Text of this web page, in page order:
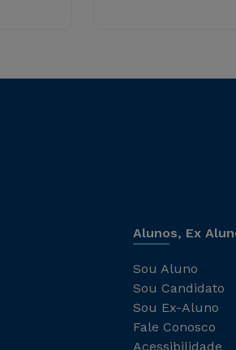
Alunos, Ex
Sou Aluno
Sou Candidato
Sou Ex-Aluno
Fale Conosco
Acessibilidade